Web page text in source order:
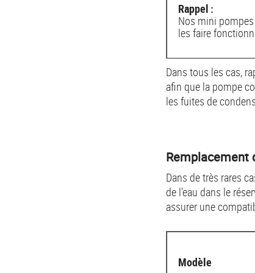
Rappel :
Nos mini
les faire
Dans tous les cas,
afin que la pompe
les fuites de
Remplacement
Dans de très rares
de l’eau dans le
assurer une
Modèle